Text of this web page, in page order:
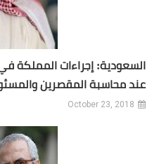
السعودية: إجراءات
عند محاسبة المقصرين
October 23, 2018